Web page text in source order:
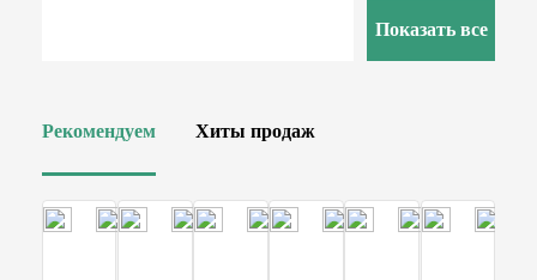
Показать все
Рекомендуем Хиты продаж